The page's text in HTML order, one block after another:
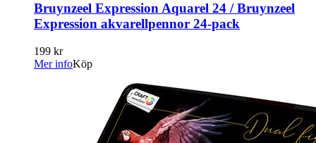
Bruynzeel Expression Aquarel 24 / Bruynzeel
Expression akvarellpennor 24-pack
199 kr
Mer infoKöp